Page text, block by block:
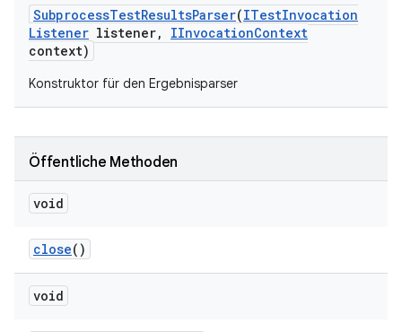
SubprocessTestResultsParser(ITestInvocation
Listener listener, IInvocationContext
context)
Konstruktor für den Ergebnisparser
Öffentliche Methoden
void
close()
void